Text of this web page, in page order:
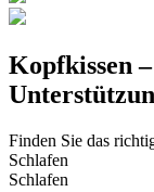
Kopfkissen
Finden Sie das
Schlafen
Schlafen